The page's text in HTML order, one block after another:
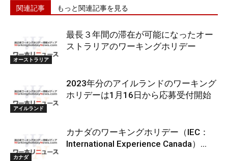
関連記事 もっと関連記事を見る
オーストラリア
最長３年間の滞在が可能になったオー
ストラリアのワーキングホリデー
アイルランド
2023年分のアイルランドのワーキング
ホリデーは1月16日から応募受付開始
カナダ
カナダのワーキングホリデー（IEC：
International Experience Canada）...